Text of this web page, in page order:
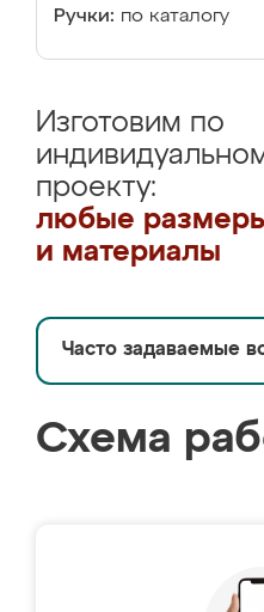
Ручки: по каталогу
Изготовим по
проекту:
любые
и материалы
Часто задаваемые
Схема